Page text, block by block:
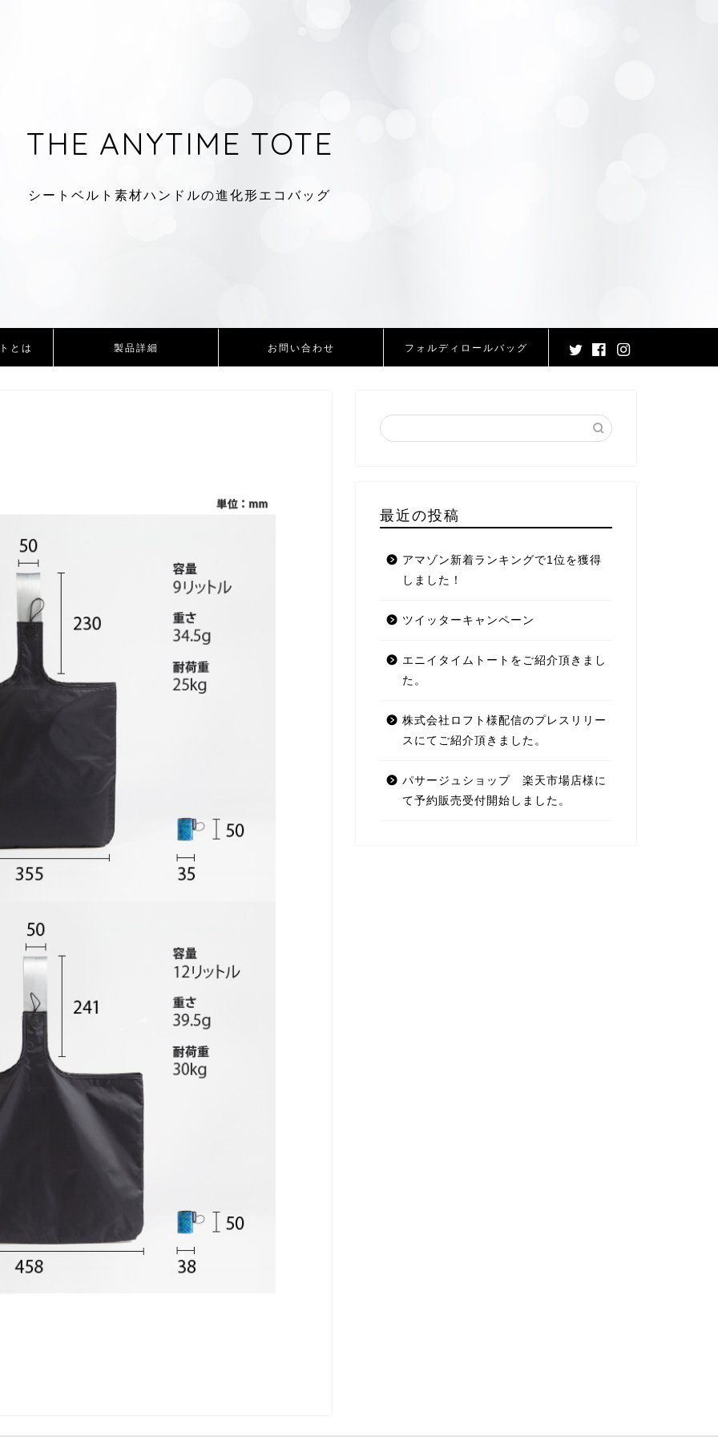
THE ANYTIME TOTE
シートベルト素材ハンドルの進化形エコバッグ
とは 製品詳細 お問い合わせ フォルディロールバッグ
最近の投稿
アマゾン新着ランキングで1位を獲得
しました！
ツイッターキャンペーン
エニイタイムトートをご紹介頂きまし
た。
株式会社ロフト様配信のプレスリリー
スにてご紹介頂きました。
パサージュショップ 楽天市場店様に
て予約販売受付開始しました。